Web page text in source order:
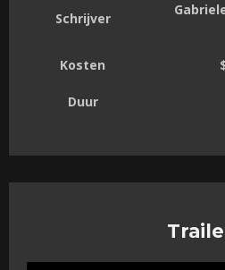
Schrijver
Kosten
Duur